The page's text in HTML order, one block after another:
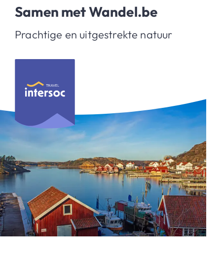
Samen met Wandel.be
Prachtige en uitgestrekte natuur